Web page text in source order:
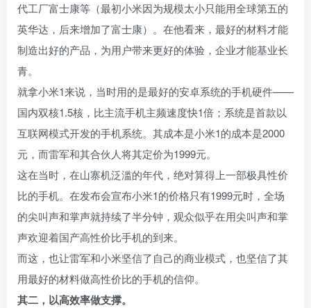
代工厂富士康等（最初小米因为规模太小只能用全球第五的
英华达，后来增加了富士康）。在他看来，最好的材料才能
制造出好的产品，为用户带来更好的体验，企业才能基业长
青。
就拿小米1来说，当时用的是最好的安卓系统的手机硬件——
国内双核1.5核，比主流手机主频速度快1倍；系统是首款以
互联网模式开发的手机系统。其成本是小米1的成本是2000
元，而雷军和其合伙人将其定价为1999元。
这在当时，在山寨机泛滥的年代，绝对算得上一部极具性价
比的手机。在发布会宣布小米1的价格只有1999元时，全场
的尖叫声和掌声就持续了半分钟，观众似乎在用尖叫声和掌
声欢迎着国产高性价比手机的到来。
而这，也让雷军和小米坚信了自己的商业模式，也坚信了其
用最好的材料做高性价比的手机的信仰。
其二，以高效率做支撑。